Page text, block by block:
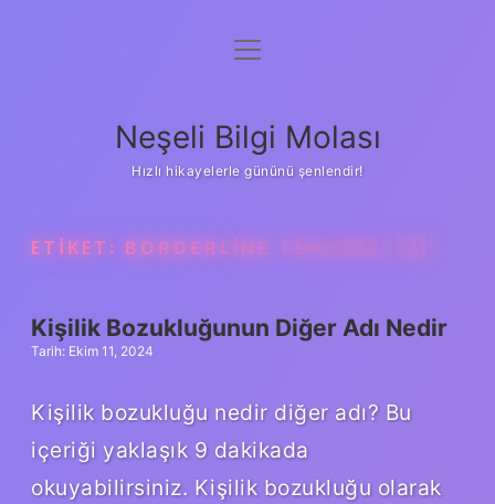
Anasayfa
Yasal Uyarı
menüyü
Neşeli Bilgi Molası
Hızlı hikayelerle gününü şenlendir!
ETIKET: BORDERLINE TEHLIKELI MI
Kişilik Bozukluğunun Diğer Adı Nedir
Tarih: Ekim 11, 2024
Kişilik bozukluğu nedir diğer adı? Bu
içeriği yaklaşık 9 dakikada
okuyabilirsiniz. Kişilik bozukluğu olarak